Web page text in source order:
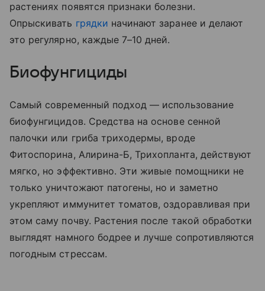
растениях появятся признаки болезни.
Опрыскивать грядки начинают заранее и делают
это регулярно, каждые 7–10 дней.
Биофунгициды
Самый современный подход — использование
биофунгицидов. Средства на основе сенной
палочки или гриба триходермы, вроде
Фитоспорина, Алирина-Б, Трихопланта, действуют
мягко, но эффективно. Эти живые помощники не
только уничтожают патогены, но и заметно
укрепляют иммунитет томатов, оздоравливая при
этом саму почву. Растения после такой обработки
выглядят намного бодрее и лучше сопротивляются
погодным стрессам.